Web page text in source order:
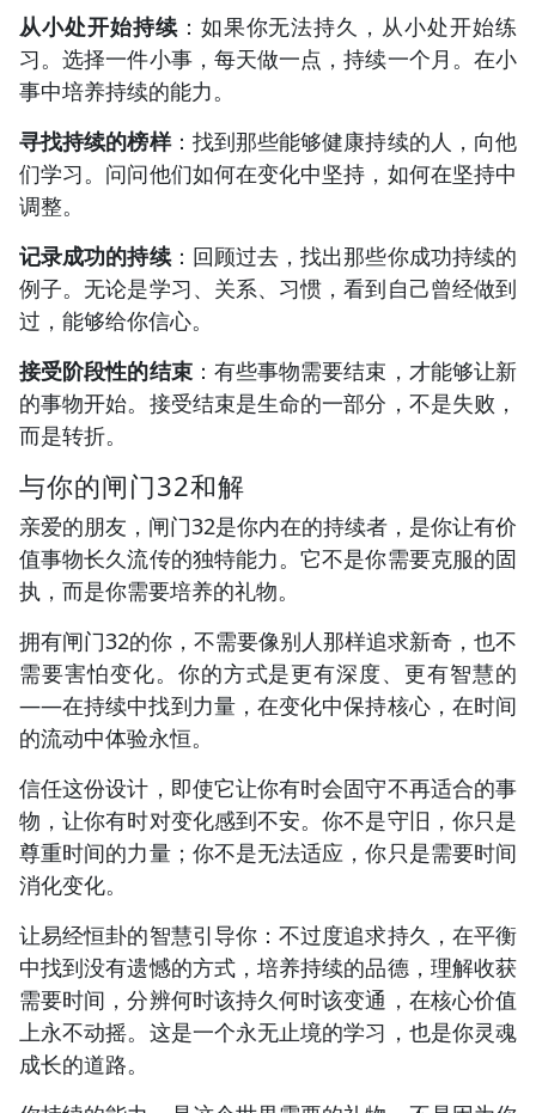
从小处开始持续：如果你无法持久，从小处开始练
习。选择一件小事，每天做一点，持续一个月。在小
事中培养持续的能力。
寻找持续的榜样：找到那些能够健康持续的人，向他
们学习。问问他们如何在变化中坚持，如何在坚持中
调整。
记录成功的持续：回顾过去，找出那些你成功持续的
例子。无论是学习、关系、习惯，看到自己曾经做到
过，能够给你信心。
接受阶段性的结束：有些事物需要结束，才能够让新
的事物开始。接受结束是生命的一部分，不是失败，
而是转折。
与你的闸门32和解
亲爱的朋友，闸门32是你内在的持续者，是你让有价
值事物长久流传的独特能力。它不是你需要克服的固
执，而是你需要培养的礼物。
拥有闸门32的你，不需要像别人那样追求新奇，也不
需要害怕变化。你的方式是更有深度、更有智慧的
——在持续中找到力量，在变化中保持核心，在时间
的流动中体验永恒。
信任这份设计，即使它让你有时会固守不再适合的事
物，让你有时对变化感到不安。你不是守旧，你只是
尊重时间的力量；你不是无法适应，你只是需要时间
消化变化。
让易经恒卦的智慧引导你：不过度追求持久，在平衡
中找到没有遗憾的方式，培养持续的品德，理解收获
需要时间，分辨何时该持久何时该变通，在核心价值
上永不动摇。这是一个永无止境的学习，也是你灵魂
成长的道路。